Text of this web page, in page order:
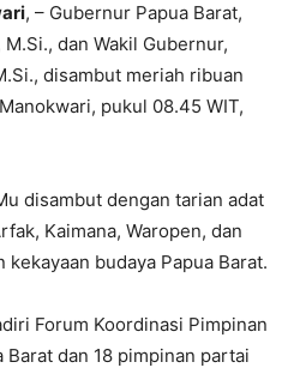
, – Gubernur Papua Barat,
dan Wakil Gubernur,
disambut meriah ribuan
pukul 08.45 WIT,
disambut dengan tarian adat
Kaimana, Waropen, dan
budaya Papua Barat.
Forum Koordinasi Pimpinan
Barat dan 18 pimpinan partai